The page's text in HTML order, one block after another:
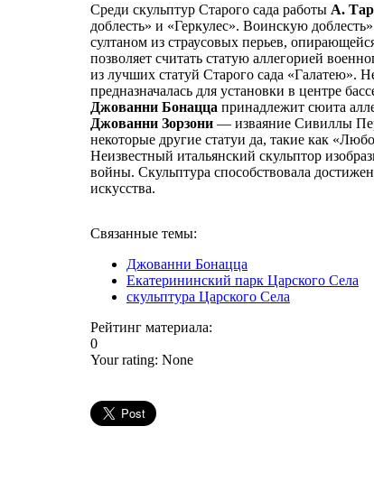
Среди скульптур Старого сада работы А.
доблесть» и «Геркулес». Воинскую
султаном из страусовых перьев,
позволяет считать статую аллегорией
из лучших статуй Старого сада «Галатею».
предназначалась для установки в центре
Джованни Бонацца принадлежит сюита
Джованни Зорзони — изваяние Сивиллы
некоторые другие статуи да, такие как
Неизвестный итальянский скульптор
войны. Скульптура способствовала
искусства.
Связанные темы:
Джованни Бонацца
Екатерининский парк Царского Села
скульптура Царского Села
Рейтинг материала:
0
Your rating: None